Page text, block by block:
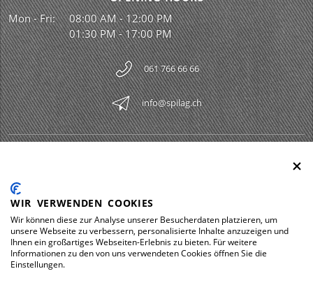
Mon - Fri:
08:00 AM - 12:00 PM
01:30 PM - 17:00 PM
061 766 66 66
info@spilag.ch
LEGAL
DOWNLOADS
WIR VERWENDEN COOKIES
Wir können diese zur Analyse unserer Besucherdaten platzieren, um
unsere Webseite zu verbessern, personalisierte Inhalte anzuzeigen und
Ihnen ein großartiges Webseiten-Erlebnis zu bieten. Für weitere
Informationen zu den von uns verwendeten Cookies öffnen Sie die
Einstellungen.